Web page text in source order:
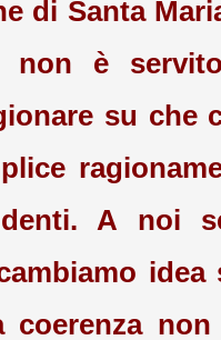
di Santa
non è
su che
A noi
coerenza